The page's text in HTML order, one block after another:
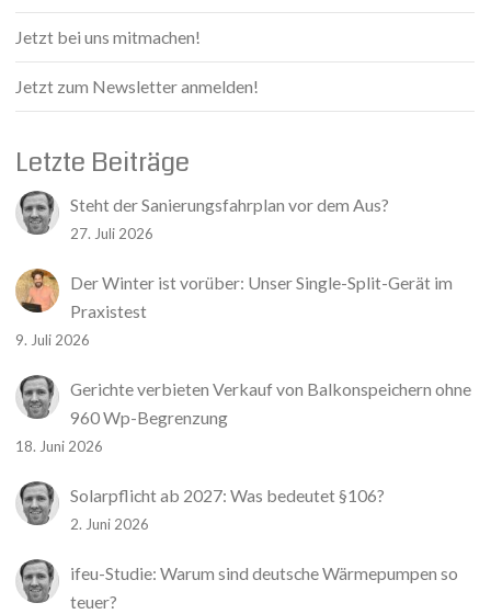
Jetzt bei uns mitmachen!
Jetzt zum Newsletter anmelden!
Letzte Beiträge
Steht der Sanierungsfahrplan vor dem Aus?
27. Juli 2026
Der Winter ist vorüber: Unser Single-Split-Gerät im
Praxistest
9. Juli 2026
Gerichte verbieten Verkauf von Balkonspeichern ohne
960 Wp-Begrenzung
18. Juni 2026
Solarpflicht ab 2027: Was bedeutet §106?
2. Juni 2026
ifeu-Studie: Warum sind deutsche Wärmepumpen so
teuer?